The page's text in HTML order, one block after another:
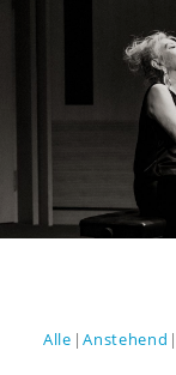
Alle Anstehend